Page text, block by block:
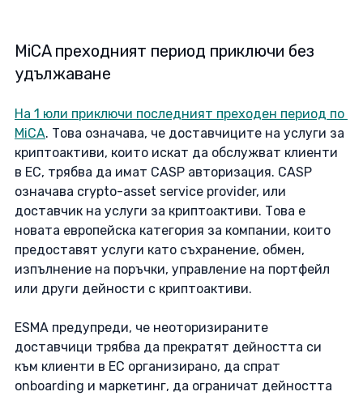
MiCA преходният период приключи без
удължаване
На 1 юли приключи последният преходен период по
MiCA. Това означава, че доставчиците на услуги за
криптоактиви, които искат да обслужват клиенти
в ЕС, трябва да имат CASP авторизация. CASP
означава crypto-asset service provider, или
доставчик на услуги за криптоактиви. Това е
новата европейска категория за компании, които
предоставят услуги като съхранение, обмен,
изпълнение на поръчки, управление на портфейл
или други дейности с криптоактиви.
ESMA предупреди, че неоторизираните
доставчици трябва да прекратят дейността си
към клиенти в ЕС организирано, да спрат
onboarding и маркетинг, да ограничат дейността